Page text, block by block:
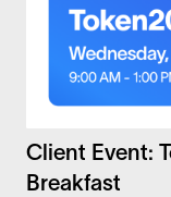
Client Event:
Breakfast